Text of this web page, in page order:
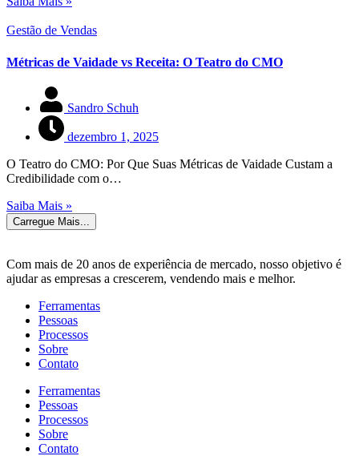
Gestão de Vendas
Métricas de Vaidade vs Receita: O Teatro do CMO
Sandro Schuh
dezembro 1, 2025
O Teatro do CMO: Por Que Suas Métricas de Vaidade Custam a
Credibilidade com o…
Saiba Mais »
Carregue Mais...
Com mais de 20 anos de experiência de mercado, nosso objetivo é
ajudar as empresas a crescerem, vendendo mais e melhor.
Ferramentas
Pessoas
Processos
Sobre
Contato
Ferramentas
Pessoas
Processos
Sobre
Contato